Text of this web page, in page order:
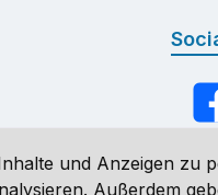
und Anzeigen zu
Außerdem